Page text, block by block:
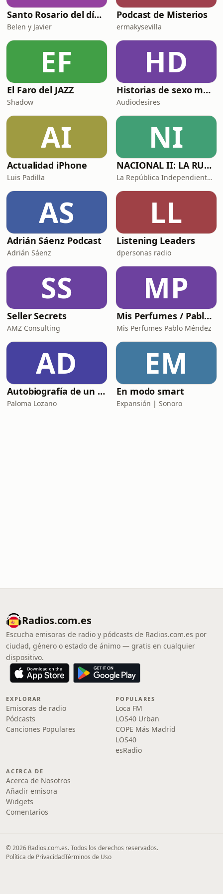
Santo Rosario del día. 🙏 Reza con nosotros en castellano 🇪🇸
Belen y Javier
Podcast de Misterios
ermakysevilla
EF
El Faro del JAZZ
Shadow
HD
Historias de sexo muy intensas y calientes
Audiodesires
AI
Actualidad iPhone
Luis Padilla
NI
NACIONAL II: LA RUTA DEL EXILIO
La República Independiente de la Radio
AS
Adrián Sáenz Podcast
Adrián Sáenz
LL
Listening Leaders
dpersonas radio
SS
Seller Secrets
AMZ Consulting
MP
Mis Perfumes / Pablo Méndez
Mis Perfumes Pablo Méndez
AD
Autobiografía de un Yogui con sitar
Paloma Lozano
EM
En modo smart
Expansión | Sonoro
Radios.com.es
Escucha emisoras de radio y pódcasts de Radios.com.es por
ciudad, género o estado de ánimo — gratis en cualquier
dispositivo.
EXPLORAR
Emisoras de radio
Pódcasts
Canciones Populares
POPULARES
Loca FM
LOS40 Urban
COPE Más Madrid
LOS40
esRadio
ACERCA DE
Acerca de Nosotros
Añadir emisora
Widgets
Comentarios
© 2026 Radios.com.es. Todos los derechos reservados.
Política de PrivacidadTérminos de Uso